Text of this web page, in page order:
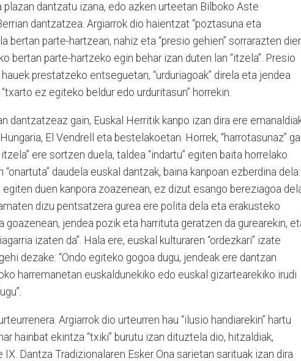
plazan dantzatu izana, edo azken urteetan Bilboko Aste
dantzatzea. Argiarrok dio haientzat “poztasuna eta
bertan parte-hartzean, nahiz eta “presio gehien” sorrarazten
bertan parte-hartzeko egin behar izan duten lan “itzela”. Presio
prestatzeko entseguetan, “urduriagoak” direla eta jendea
ez egiteko beldur edo urduritasun” horrekin.
dantzatzeaz gain, Euskal Herritik kanpo izan dira ere
El Vendrell eta bestelakoetan. Horrek, “harrotasunaz”
ere sortzen duela, taldea “indartu” egiten baita horrelako
daudela euskal dantzak, baina kanpoan ezberdina dela:
egiten duen kanpora zoazenean, ez dizut esango bereziagoa
dizu pentsatzera gurea ere polita dela eta erakusteko
goazenean, jendea pozik eta harrituta geratzen da gurearekin,
izaten da”. Hala ere, euskal kulturaren “ordezkari” izate
dezake: “Ondo egiteko gogoa dugu, jendeak ere dantzan
harremanetan euskaldunekiko edo euskal gizartearekiko irudi
Argiarrok dio urteurren hau “ilusio handiarekin” hartu
hainbat ekintza “txiki” burutu izan dituztela dio, hitzaldiak,
Dantza Tradizionalaren Esker Ona sarietan sarituak izan dira